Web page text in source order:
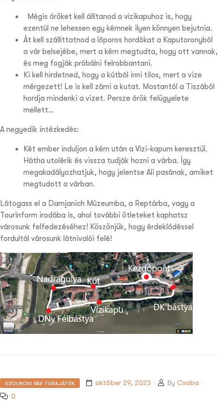
Mégis őröket kell állítanod a vízikapuhoz is, hogy
ezentúl ne lehessen egy kémnek ilyen könnyen bejutnia.
Át kell szállíttatnod a lőporos hordókat a Kaputoronyból
a vár belsejébe, mert a kém megtudta, hogy ott vannak,
és meg fogják próbálni felrobbantani.
Ki kell hirdetned, hogy a kútból inni tilos, mert a vize
mérgezett! Le is kell zárni a kutat. Mostantól a Tiszából
hordja mindenki a vizet. Persze őrök felügyelete
mellett…
A negyedik intézkedés:
Két ember induljon a kém után a Vízi-kapum keresztül.
Hátha utolérik és vissza tudják hozni a várba. Így
megakadályozhatjuk, hogy jelentse Ali pasának, amiket
megtudott a várban.
Látogass el a Damjanich Múzeumba, a Reptárba, vagy a
Tourinform irodába is, ahol további ötleteket kaphatsz
városunk felfedezéséhez! Köszönjük, hogy érdeklődéssel
fordultál városunk látnivalói felé!
SZOLNOKI VÁR TÚRAJÁTÉK október 29, 2023 By Csaba
0